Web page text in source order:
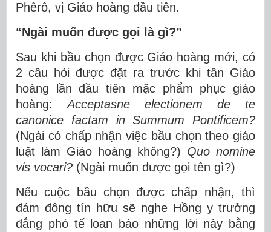
Phêrô, vị Giáo hoàng đầu tiên.
“Ngài muốn được gọi là gì?”
Sau khi bầu chọn được Giáo hoàng mới, có
2 câu hỏi được đặt ra trước khi tân Giáo
hoàng lần đầu tiên mặc phẩm phục giáo
hoàng:Acceptasne electionem de te
canonice factam in Summum Pontificem?
(Ngài có chấp nhận việc bầu chọn theo giáo
luật làm Giáo hoàng không?) Quo nomine
vis vocari? (Ngài muốn được gọi tên gì?)
Nếu cuộc bầu chọn được chấp nhận, thì
đám đông tín hữu sẽ nghe Hồng y trưởng
đẳng phó tế loan báo những lời này bằng